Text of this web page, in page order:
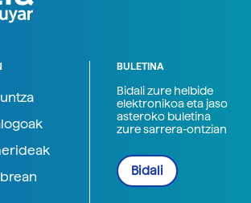
BULETINA
Bidali zure helbide
elektronikoa eta jaso
asteroko buletina
zure sarrera-ontzian
Bidali